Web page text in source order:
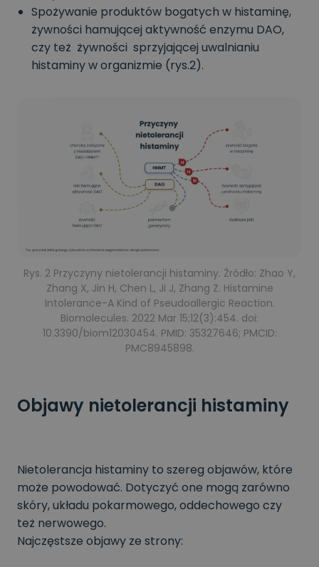
Spożywanie produktów bogatych w histaminę,
żywności hamującej aktywność enzymu DAO,
czy też żywności sprzyjającej uwalnianiu
histaminy w organizmie (rys.2).
Rys. 2 Przyczyny nietolerancji histaminy. Źródło: Zhao Y,
Zhang X, Jin H, Chen L, Ji J, Zhang Z. Histamine
Intolerance-A Kind of Pseudoallergic Reaction.
Biomolecules. 2022 Mar 15;12(3):454. doi:
10.3390/biom12030454. PMID: 35327646; PMCID:
PMC8945898.
Objawy nietolerancji histaminy
Nietolerancja histaminy to szereg objawów, które
może powodować. Dotyczyć one mogą zarówno
skóry, układu pokarmowego, oddechowego czy
też nerwowego.
Najczęstsze objawy ze strony: